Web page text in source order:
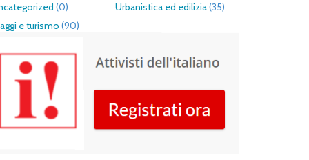
(0) Urbanistica ed edilizia(35)
e turismo (90)